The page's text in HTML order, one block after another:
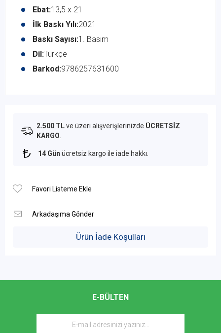
Ebat:13,5 x 21
İlk Baskı Yılı:2021
Baskı Sayısı:1. Basım
Dil:Türkçe
Barkod:9786257631600
2.500 TLve üzeri alışverişlerinizde ÜCRETSİZ
KARGO
14 Gün ücretsiz kargo ile iade hakkı.
Ürün İade Koşulları
E-BÜLTEN